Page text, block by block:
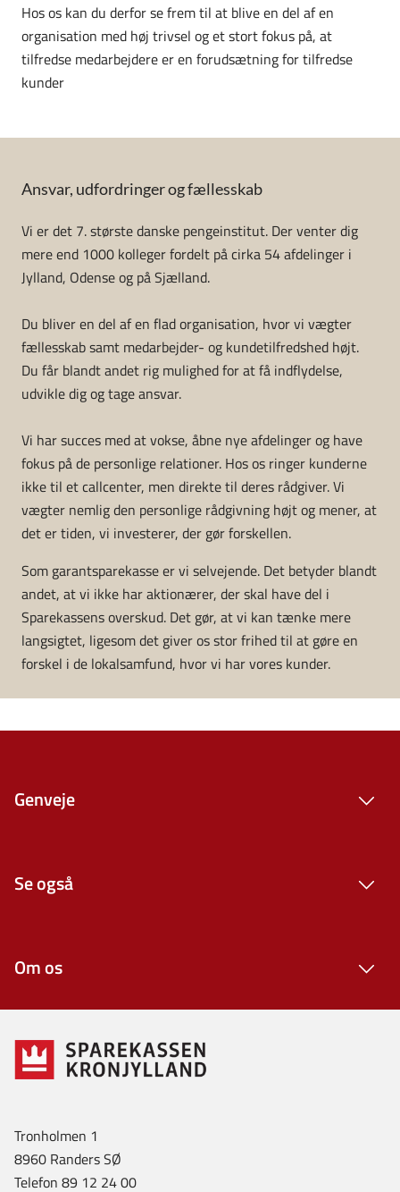
Hos os kan du derfor se frem til at blive en del af en
organisation med høj trivsel og et stort fokus på, at
tilfredse medarbejdere er en forudsætning for tilfredse
kunder
Ansvar, udfordringer og fællesskab
Vi er det 7. største danske pengeinstitut. Der venter dig
mere end 1000 kolleger fordelt på cirka 54 afdelinger i
Jylland, Odense og på Sjælland.
Du bliver en del af en flad organisation, hvor vi vægter
fællesskab samt medarbejder- og kundetilfredshed højt.
Du får blandt andet rig mulighed for at få indflydelse,
udvikle dig og tage ansvar.
Vi har succes med at vokse, åbne nye afdelinger og have
fokus på de personlige relationer. Hos os ringer kunderne
ikke til et callcenter, men direkte til deres rådgiver. Vi
vægter nemlig den personlige rådgivning højt og mener, at
det er tiden, vi investerer, der gør forskellen.
Som garantsparekasse er vi selvejende. Det betyder blandt
andet, at vi ikke har aktionærer, der skal have del i
Sparekassens overskud. Det gør, at vi kan tænke mere
langsigtet, ligesom det giver os stor frihed til at gøre en
forskel i de lokalsamfund, hvor vi har vores kunder.
Genveje
Se også
Om os
Tronholmen 1
8960 Randers SØ
Telefon 89 12 24 00